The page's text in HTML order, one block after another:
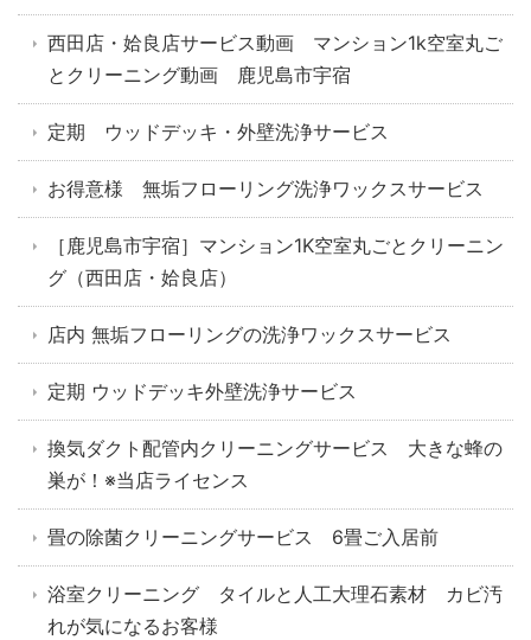
西田店・姶良店サービス動画 マンション1k空室丸ご
とクリーニング動画 鹿児島市宇宿
定期 ウッドデッキ・外壁洗浄サービス
お得意様 無垢フローリング洗浄ワックスサービス
［鹿児島市宇宿］マンション1K空室丸ごとクリーニン
グ（西田店・姶良店）
店内 無垢フローリングの洗浄ワックスサービス
定期 ウッドデッキ外壁洗浄サービス
換気ダクト配管内クリーニングサービス 大きな蜂の
巣が！※当店ライセンス
畳の除菌クリーニングサービス 6畳ご入居前
浴室クリーニング タイルと人工大理石素材 カビ汚
れが気になるお客様